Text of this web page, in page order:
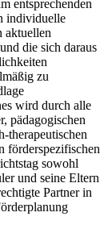
entsprechenden
individuelle
aktuellen
die sich daraus
zu
wird durch alle
pädagogischen
therapeutischen
förderspezifischen
sowohl
und seine Eltern
Partner in